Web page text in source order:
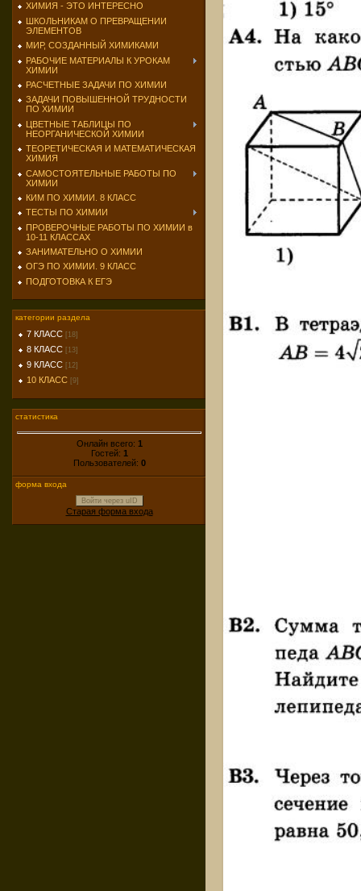
ХИМИЯ - ЭТО ИНТЕРЕСНО
ШКОЛЬНИКАМ О ПРЕВРАЩЕНИИ
ЭЛЕМЕНТОВ
МИР, СОЗДАННЫЙ ХИМИКАМИ
РАБОЧИЕ МАТЕРИАЛЫ К УРОКАМ
ХИМИИ
РАСЧЕТНЫЕ ЗАДАЧИ ПО ХИМИИ
ЗАДАЧИ ПОВЫШЕННОЙ ТРУДНОСТИ
ПО ХИМИИ
ЦВЕТНЫЕ ТАБЛИЦЫ ПО
НЕОРГАНИЧЕСКОЙ ХИМИИ
ТЕОРЕТИЧЕСКАЯ И МАТЕМАТИЧЕСКАЯ
ХИМИЯ
САМОСТОЯТЕЛЬНЫЕ РАБОТЫ ПО
ХИМИИ
КИМ ПО ХИМИИ. 8 КЛАСС
ТЕСТЫ ПО ХИМИИ
ПРОВЕРОЧНЫЕ РАБОТЫ ПО ХИМИИ в
10-11 КЛАССАХ
ЗАНИМАТЕЛЬНО О ХИМИИ
ОГЭ ПО ХИМИИ. 9 КЛАСС
ПОДГОТОВКА К ЕГЭ
категории раздела
7 КЛАСС [18]
8 КЛАСС [13]
9 КЛАСС [12]
10 КЛАСС [9]
статистика
Онлайн всего: 1
Гостей: 1
Пользователей: 0
форма входа
Войти через uID
Старая форма входа